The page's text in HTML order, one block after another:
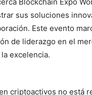
sus soluciones
Este evento
de liderazgo en el
excelencia.
criptoactivos no está